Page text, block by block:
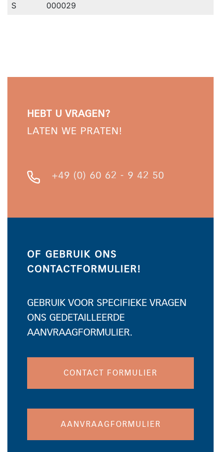
S
000029
HEBT U VRAGEN?
LATEN WE PRATEN!
+49 (0) 60 62 - 9 42 50
OF GEBRUIK ONS
CONTACTFORMULIER!
GEBRUIK VOOR SPECIFIEKE VRAGEN
ONS GEDETAILLEERDE
AANVRAAGFORMULIER.
CONTACT FORMULIER
AANVRAAGFORMULIER